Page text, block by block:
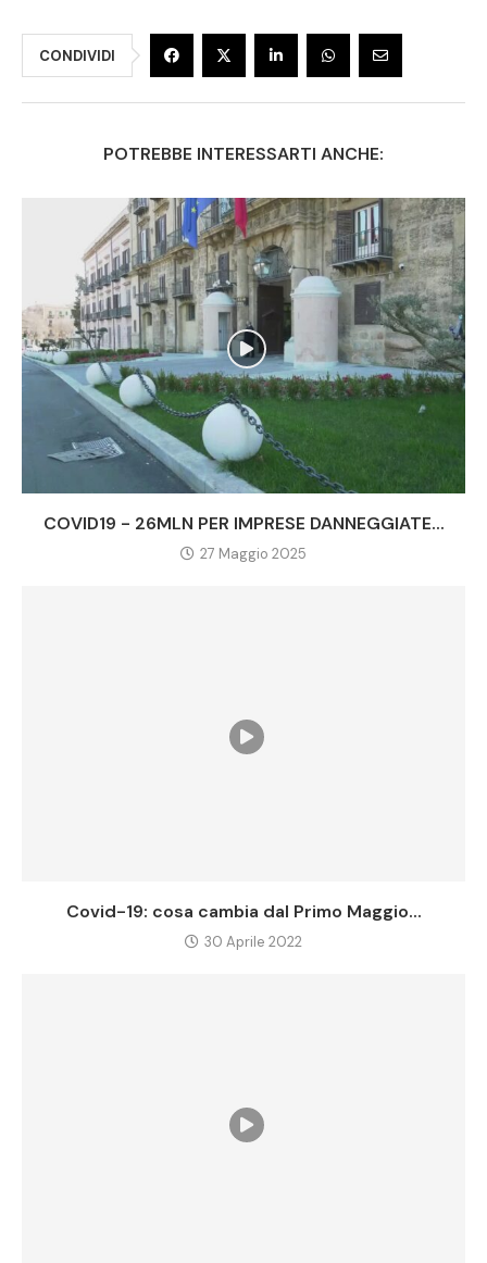
CONDIVIDI
POTREBBE INTERESSARTI ANCHE:
COVID19 - 26MLN PER IMPRESE DANNEGGIATE...
27 Maggio 2025
Covid-19: cosa cambia dal Primo Maggio...
30 Aprile 2022